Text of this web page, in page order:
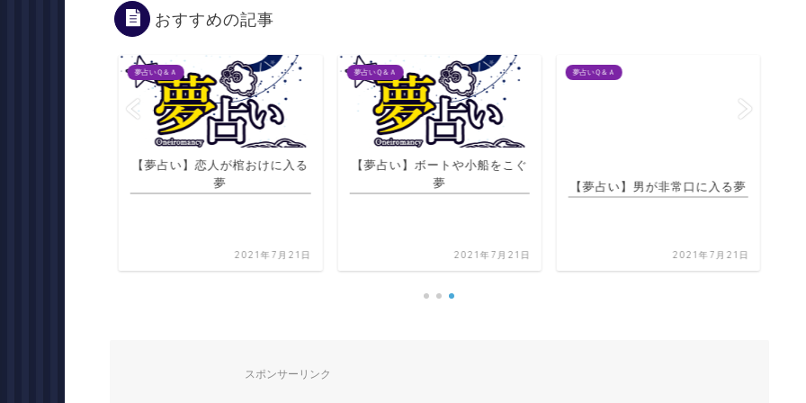
おすすめの記事
夢占いＱ＆Ａ
【夢占い】恋人が棺おけに入る
夢
2021年7月21日
夢占いＱ＆Ａ
【夢占い】ボートや小船をこぐ
夢
2021年7月21日
夢占いＱ＆Ａ
2021年7月21日
スポンサーリンク